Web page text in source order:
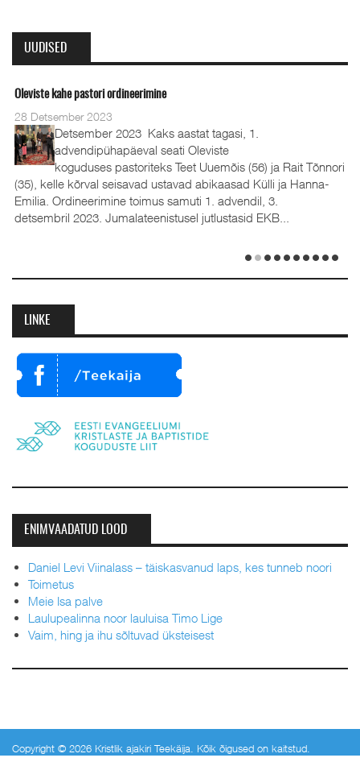
UUDISED
Oleviste kahe pastori ordineerimine
28 Detsember 2023
Detsember 2023 Kaks aastat tagasi, 1.
advendipühapäeval seati Oleviste
koguduses pastoriteks Teet Uuemõis (56) ja Rait Tõnnori
(35), kelle kõrval seisavad ustavad abikaasad Külli ja Hanna-
Emilia. Ordineerimine toimus samuti 1. advendil, 3.
detsembril 2023. Jumalateenistusel jutlustasid EKB...
LINKE
ENIMVAADATUD LOOD
Daniel Levi Viinalass – täiskasvanud laps, kes tunneb noori
Toimetus
Meie Isa palve
Laulupealinna noor lauluisa Timo Lige
Vaim, hing ja ihu sõltuvad üksteisest
Copyright © 2026 Kristlik ajakiri Teekäija. Kõik õigused on kaitstud.